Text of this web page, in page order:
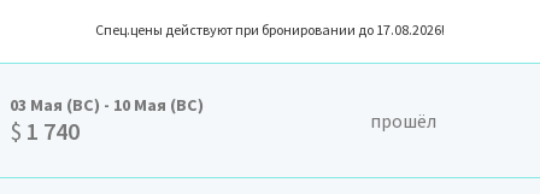
Спец.цены действуют при бронировании до 17.08.2026!
03 Мая (ВС) - 10 Мая (ВС)
$ 1 740 прошёл